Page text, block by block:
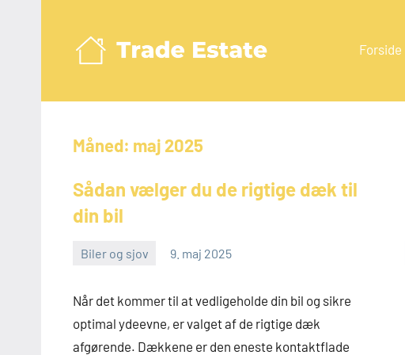
indhold
Forside
Måned: maj 2025
Sådan vælger du de rigtige dæk til
din bil
Biler og sjov 9. maj 2025
Når det kommer til at vedligeholde din bil og sikre
optimal ydeevne, er valget af de rigtige dæk
afgørende. Dækkene er den eneste kontaktflade